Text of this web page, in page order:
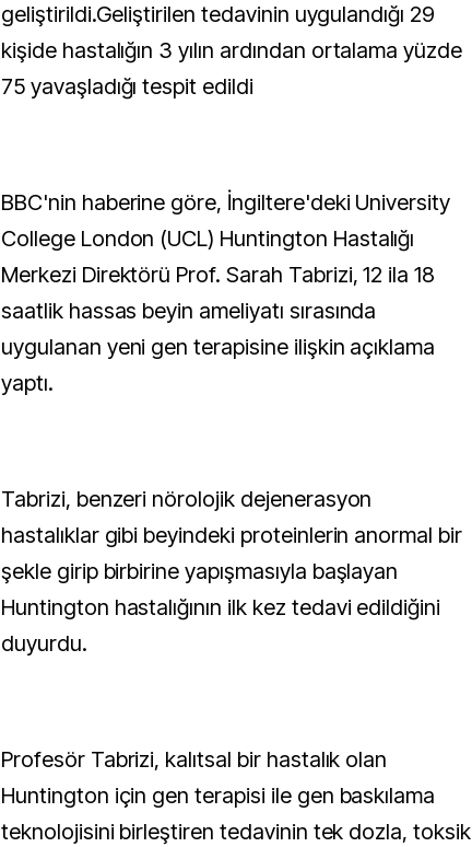
geliştirildi.Geliştirilen tedavinin uygulandığı 29
kişide hastalığın 3 yılın ardından ortalama yüzde
75 yavaşladığı tespit edildi
BBC'nin haberine göre, İngiltere'deki University
College London (UCL) Huntington Hastalığı
Merkezi Direktörü Prof. Sarah Tabrizi, 12 ila 18
saatlik hassas beyin ameliyatı sırasında
uygulanan yeni gen terapisine ilişkin açıklama
yaptı.
Tabrizi, benzeri nörolojik dejenerasyon
hastalıklar gibi beyindeki proteinlerin anormal bir
şekle girip birbirine yapışmasıyla başlayan
Huntington hastalığının ilk kez tedavi edildiğini
duyurdu.
Profesör Tabrizi, kalıtsal bir hastalık olan
Huntington için gen terapisi ile gen baskılama
teknolojisini birleştiren tedavinin tek dozla, toksik